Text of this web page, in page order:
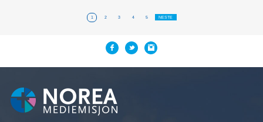
1 2 3 4 5 NESTE